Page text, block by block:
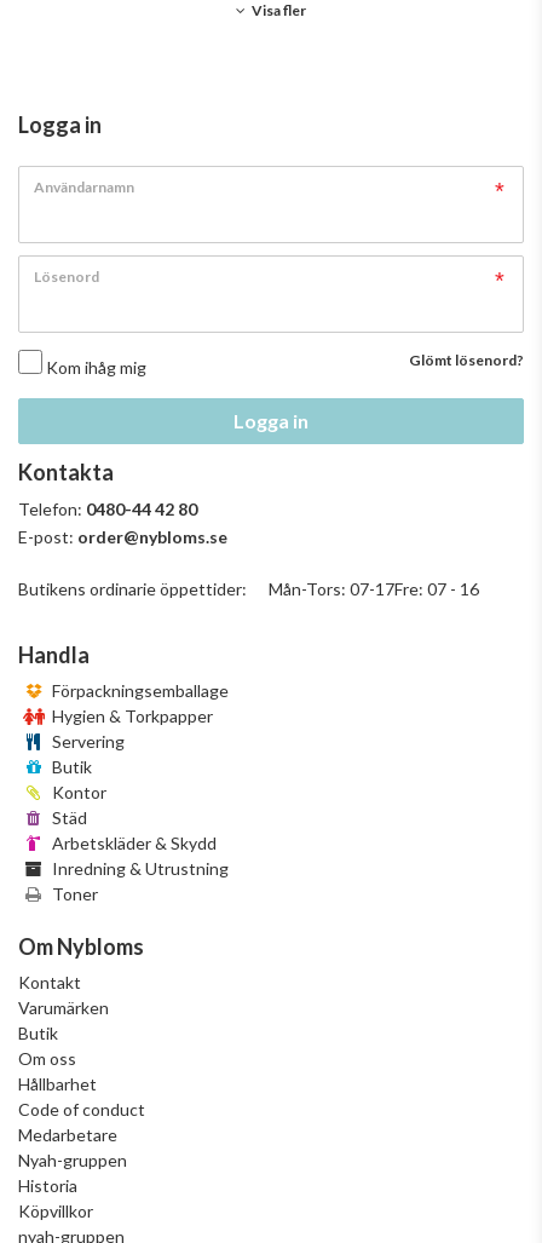
Visa fler
Logga in
Användarnamn
Lösenord
Kom ihåg mig Glömt lösenord?
Logga in
Kontakta
Telefon: 0480-44 42 80
E-post: order@nybloms.se
Butikens ordinarie öppettider: Mån-Tors: 07-17Fre: 07 - 16
Handla
Förpackningsemballage
Hygien & Torkpapper
Servering
Butik
Kontor
Städ
Arbetskläder & Skydd
Inredning & Utrustning
Toner
Om Nybloms
Kontakt
Varumärken
Butik
Om oss
Hållbarhet
Code of conduct
Medarbetare
Nyah-gruppen
Historia
Köpvillkor
nyah-gruppen